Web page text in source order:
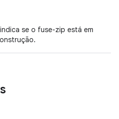
se o fuse-zip está em